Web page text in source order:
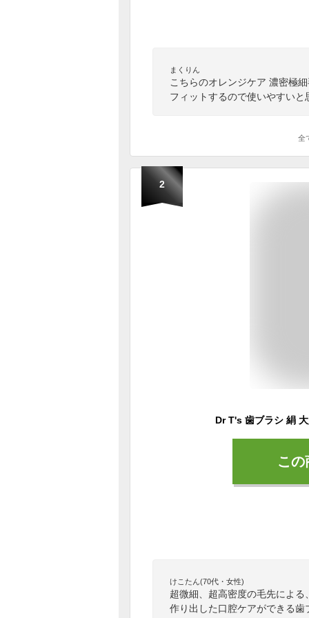
まくりん
こちらのオレンジケア 濃密極
フィットするので使いやすいと
全
2
こ
けこたん(70代・女性)
超微細、超高密度の毛先によ
作り出した口腔ケアができる歯